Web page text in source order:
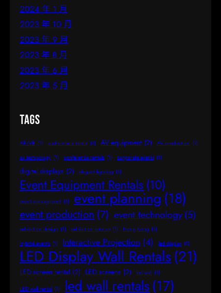
2024 年 1 月
2023 年 10 月
2023 年 9 月
2023 年 8 月
2023 年 6 月
2023 年 5 月
Tags
AR/VR (1) audio-visual rental (1) AV equipment (2) AV production (1)
av technology (1) conference rentals (1) corporate events (1)
digital displays (2) elegant lighting (1)
Event Equipment Rentals (10)
event management (1) event planning(18)
event production (7) event technology (5)
exhibition design (1) exhibition service (1) Hong Kong (1)
hybrid events (1) Interactive Projection (4) led display (1)
LED Display Wall Rentals(21)
LED screen rental (2) LED screens (2) led wall (1)
LED wall rental (1) led wall rentals(17)